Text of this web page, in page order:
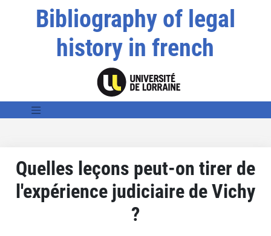
Bibliography of legal
history in french
Quelles leçons peut-on tirer de
l'expérience judiciaire de Vichy
?